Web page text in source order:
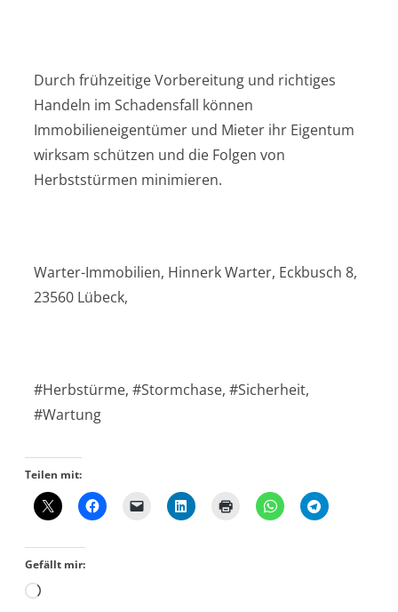
Durch frühzeitige Vorbereitung und richtiges
Handeln im Schadensfall können
Immobilieneigentümer und Mieter ihr Eigentum
wirksam schützen und die Folgen von
Herbststürmen minimieren.
Warter-Immobilien, Hinnerk Warter, Eckbusch 8,
23560 Lübeck,
#Herbstürme, #Stormchase, #Sicherheit,
#Wartung
Teilen mit:
Gefällt mir: